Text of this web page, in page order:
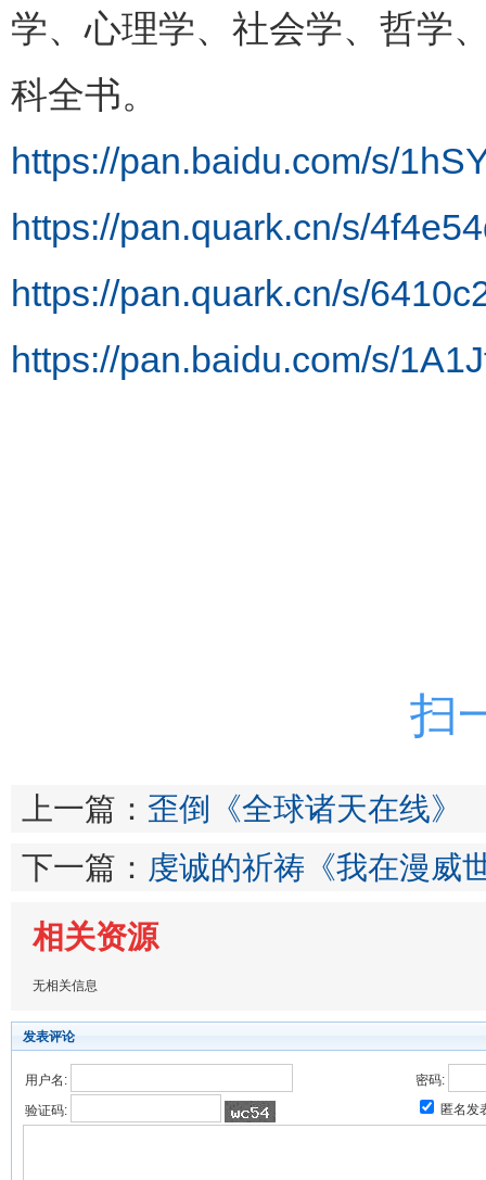
学、心理学、社会学、哲学
科全书。
https://pan.baidu.com/s/
https://pan.quark.cn/s/
https://pan.quark.cn/s/
https://pan.baidu.com/s/
扫
上一篇： 歪倒《全球诸天在线》
下一篇： 虔诚的祈祷《我在漫威
相关资源
无相关信息
发表评论
用户名:
密码:
验证码:
匿名发